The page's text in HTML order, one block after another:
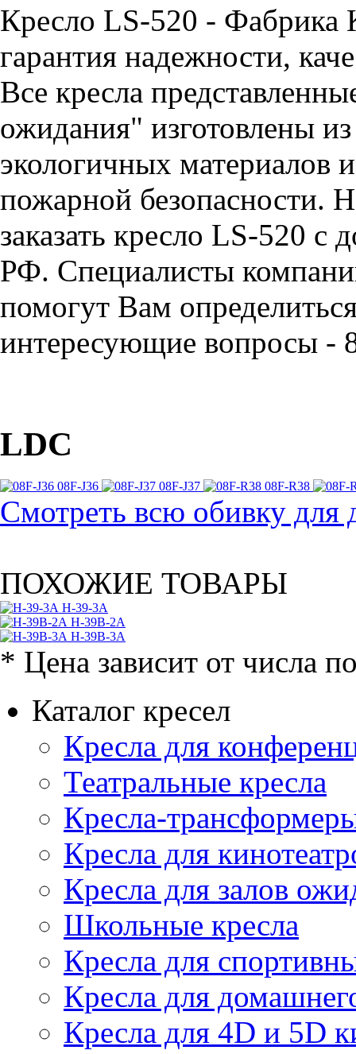
Кресло LS-520 - Фабрика
гарантия надежности,
Все кресла
ожидания" изготовлены
экологичных материалов
пожарной безопасности.
заказать кресло LS-520 с
РФ. Специалисты
помогут Вам
интересующие вопросы -
LDC
08F-J36 08F-J37 08F-R38
Смотреть всю обивку для
ПОХОЖИЕ ТОВАРЫ
H-39-3A
H-39B-2A
H-39B-3A
* Цена зависит от числа
Каталог кресел
Кресла для
Театральные кресла
Кресла-
Кресла для
Кресла для залов
Школьные кресла
Кресла для
Кресла для
Кресла для 4D и 5D